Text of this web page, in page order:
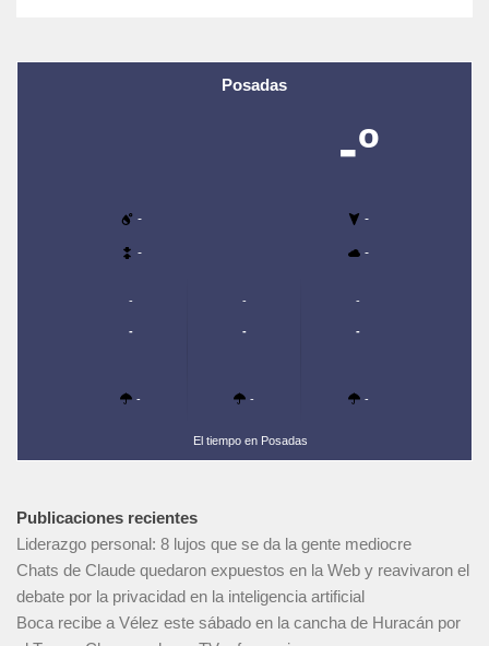
Posadas
-º
- -
- -
-
-
-
-
-
-
-
-
-
El tiempo en Posadas
Publicaciones recientes
Liderazgo personal: 8 lujos que se da la gente mediocre
Chats de Claude quedaron expuestos en la Web y reavivaron el
debate por la privacidad en la inteligencia artificial
Boca recibe a Vélez este sábado en la cancha de Huracán por